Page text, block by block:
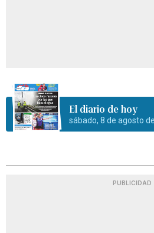
El diario de hoy
sábado, 8 de agosto
PUBLICIDAD